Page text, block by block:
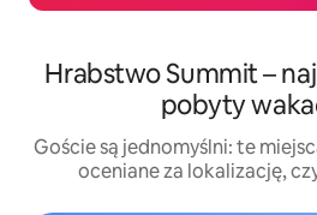
Hrabstwo Summit –
pobyty
Goście są jednomyślni: te
oceniane za lokalizację,